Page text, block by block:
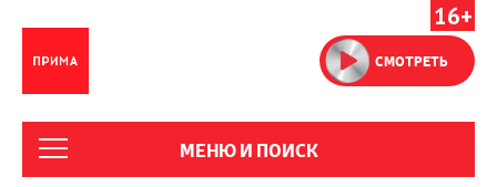
16+
СМОТРЕТЬ
МЕНЮ И ПОИСК